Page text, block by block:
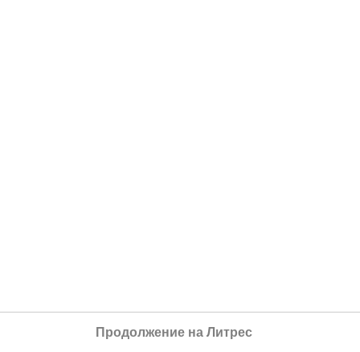
Продолжение на Литрес